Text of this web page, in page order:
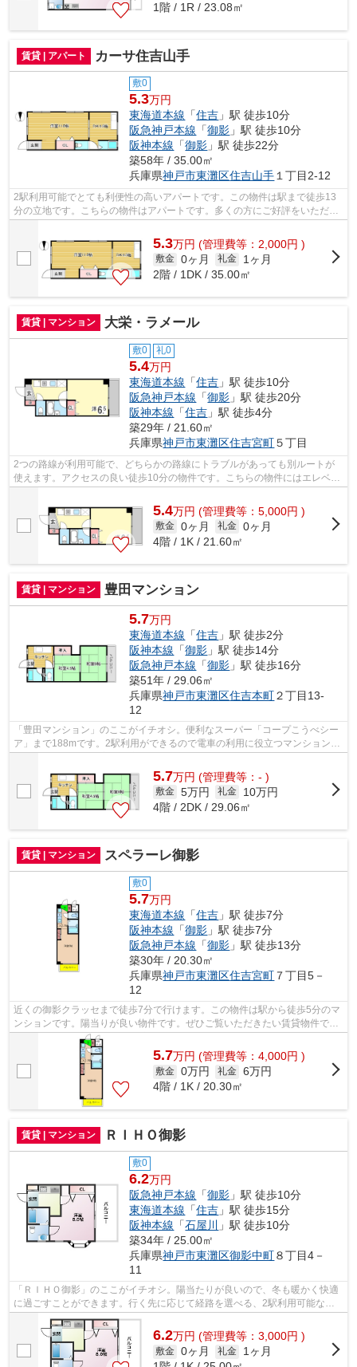
1階 / 1R / 23.08㎡
賃貸 | アパート カーサ住吉山手
敷0
5.3万円
東海道本線 「住吉 」駅 徒歩10分
阪急神戸本線 「御影 」駅 徒歩10分
阪神本線 「御影 」駅 徒歩22分
築58年 / 35.00㎡
兵庫県神戸市東灘区住吉山手１丁目2-12
2駅利用可能でとても利便性の高いアパートです。この物件は駅まで徒歩13
分の立地です。こちらの物件はアパートです。多くの方にご好評をいただい
5.3万円 (管理費等：2,000円 )
敷金 0ヶ月 礼金
1ヶ月
2階 / 1DK / 35.00㎡
賃貸 | マンション 大栄・ラメール
敷0 礼0
5.4万円
東海道本線 「住吉 」駅 徒歩10分
阪急神戸本線 「御影 」駅 徒歩20分
阪神本線 「住吉 」駅 徒歩4分
築29年 / 21.60㎡
兵庫県神戸市東灘区住吉宮町５丁目
2つの路線が利用可能で、どちらかの路線にトラブルがあっても別ルートが
使えます。アクセスの良い徒歩10分の物件です。こちらの物件にはエレベー
5.4万円 (管理費等：5,000円 )
敷金 0ヶ月 礼金 0ヶ月
4階 / 1K / 21.60㎡
賃貸 | マンション 豊田マンション
5.7万円
東海道本線 「住吉 」駅 徒歩2分
阪神本線 「御影 」駅 徒歩14分
阪急神戸本線 「御影 」駅 徒歩16分
築51年 / 29.06㎡
兵庫県神戸市東灘区住吉本町２丁目13-
12
「豊田マンション」のここがイチオシ。便利なスーパー「コープこうべシー
ア」まで188mです。2駅利用ができるので電車の利用に役立つマンションで
5.7万円 (管理費等：- )
敷金 5万円 礼金
10万円
4階 / 2DK / 29.06㎡
賃貸 | マンション スペラーレ御影
敷0
5.7万円
東海道本線 「住吉 」駅 徒歩7分
阪神本線 「御影 」駅 徒歩7分
阪急神戸本線 「御影 」駅 徒歩13分
築30年 / 20.30㎡
兵庫県神戸市東灘区住吉宮町 ７丁目5－
12
近くの御影クラッセまで徒歩7分で行けます。この物件は駅から徒歩5分のマ
ンションです。陽当りが良い物件です。ぜひご覧いただきたい賃貸物件で
す。当社スタッフが地域の賃貸情報をご...
5.7万円 (管理費等：4,000円 )
敷金 0万円 礼金 6万円
4階 / 1K / 20.30㎡
賃貸 | マンション ＲＩＨＯ御影
敷0
6.2万円
阪急神戸本線 「御影 」駅 徒歩10分
東海道本線 「住吉 」駅 徒歩15分
阪神本線 「石屋川 」駅 徒歩10分
築34年 / 25.00㎡
兵庫県神戸市東灘区御影中町８丁目4－
11
「ＲＩＨＯ御影」のここがイチオシ。陽当たりが良いので、冬も暖かく快適
に過ごすことができます。行く先に応じて経路を選べる、2駅利用可能な物
件です。多くの方にご好評をいただいて...
6.2万円 (管理費等：3,000円 )
敷金 0ヶ月 礼金
1ヶ月